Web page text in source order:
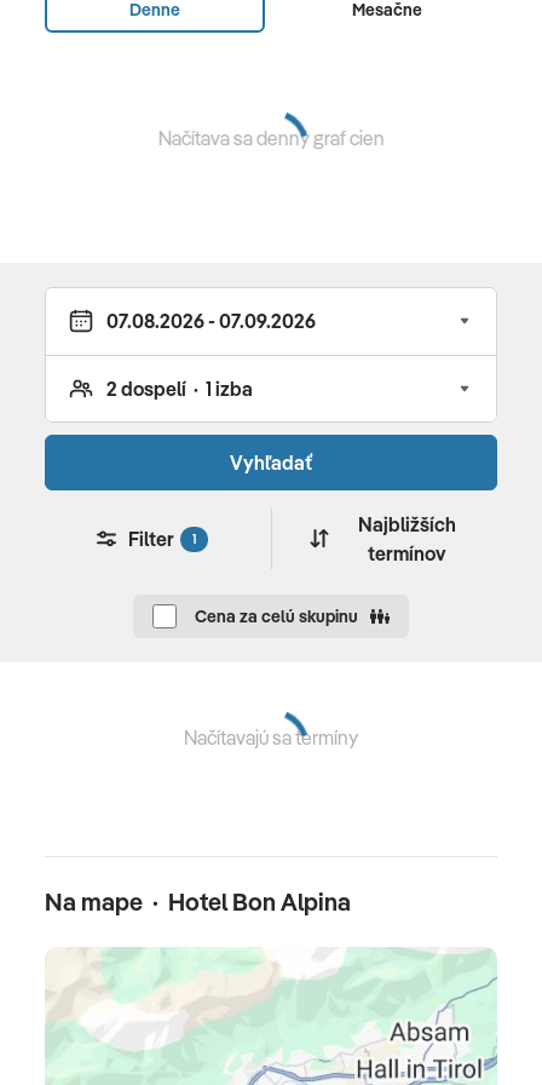
pobytová taxa cca 3 €/osoba nad 15 rokov/noc (platba
(platba na mieste)
Denne Mesačne
Načítava sa denný graf cien
Vyhľadať
Filter 1
Najbližších
termínov
Cena za celú skupinu
Načítavajú sa termíny
Na mape · Hotel Bon Alpina